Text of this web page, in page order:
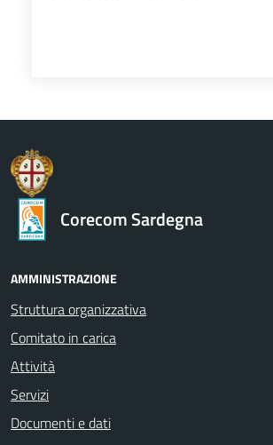
Corecom Sardegna
AMMINISTRAZIONE
Struttura organizzativa
Comitato in carica
Attività
Servizi
Documenti e dati